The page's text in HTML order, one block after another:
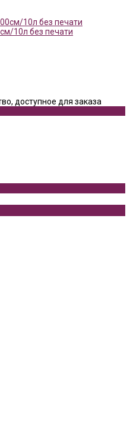
10л без печати
доступное для заказа